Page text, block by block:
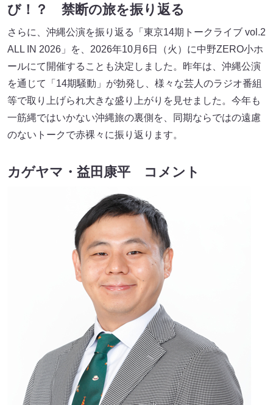
び！？ 禁断の旅を振り返る
さらに、沖縄公演を振り返る「東京14期トークライブ vol.2
ALL IN 2026」を、2026年10月6日（火）に中野ZERO小ホ
ールにて開催することも決定しました。昨年は、沖縄公演
を通じて「14期騒動」が勃発し、様々な芸人のラジオ番組
等で取り上げられ大きな盛り上がりを見せました。今年も
一筋縄ではいかない沖縄旅の裏側を、同期ならではの遠慮
のないトークで赤裸々に振り返ります。
カゲヤマ・益田 康平 コメント